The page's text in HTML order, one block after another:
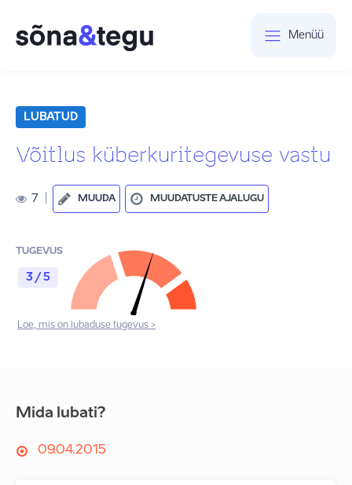
Menüü
LUBATUD
Võitlus küberkuritegevuse vastu
7 MUUDA MUUDATUSTE AJALUGU
TUGEVUS
3 / 5
Loe, mis on lubaduse tugevus >
Mida lubati?
09.04.2015